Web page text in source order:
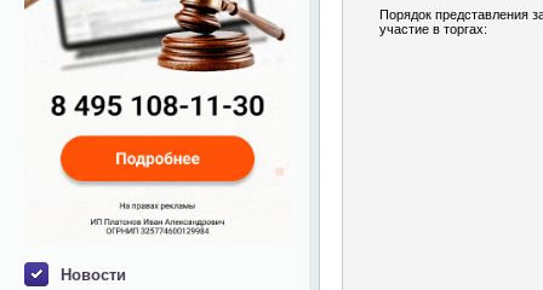
Новости
Порядок представления
участие в торгах: